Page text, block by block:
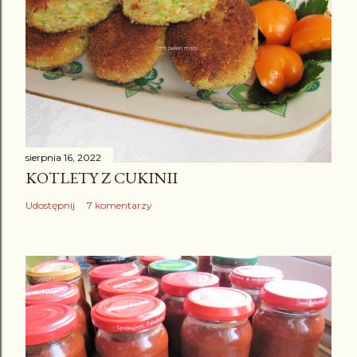
sierpnia 16, 2022
KOTLETY Z CUKINII
Udostępnij 7 komentarzy